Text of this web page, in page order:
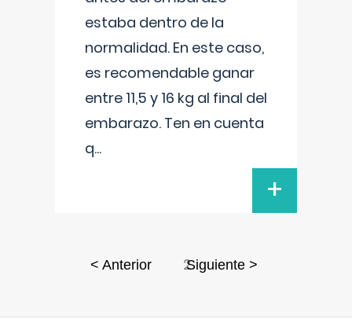
estaba dentro de la
normalidad. En este caso,
es recomendable ganar
entre 11,5 y 16 kg al final del
embarazo. Ten en cuenta
q...
+
< Anterior 2Siguiente >